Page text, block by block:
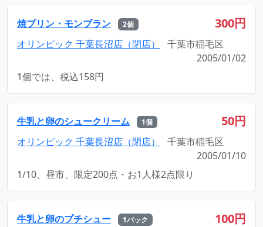
焼プリン・モンブラン 2個 300円
オリンピック 千葉長沼店（閉店）
千葉市稲毛区
2005/01/02
1個では、税込158円
牛乳と卵のシュークリーム 1個 50円
オリンピック 千葉長沼店（閉店）
千葉市稲毛区
2005/01/10
1/10、昼市、限定200点・お1人様2点限り
牛乳と卵のプチシュー 1パック 100円